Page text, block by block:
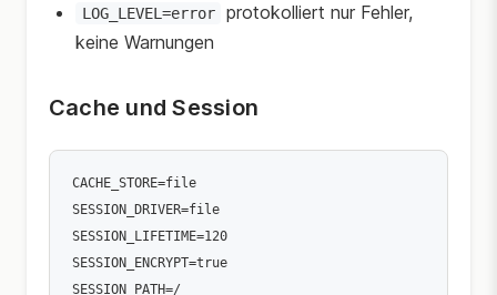
LOG_LEVEL=error
protokolliert nur Fehler,
keine Warnungen
Cache und Session
CACHE_STORE=file
SESSION_DRIVER=file
SESSION_LIFETIME=120
SESSION_ENCRYPT=true
SESSION_PATH=/